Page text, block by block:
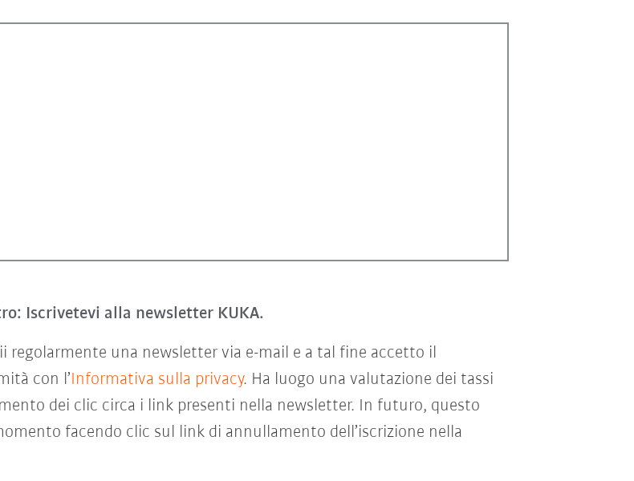
Iscrivetevi alla newsletter KUKA.
regolarmente una newsletter via e-mail e a tal fine accetto il
con l’Informativa sulla privacy. Ha luogo una valutazione dei tassi
dei clic circa i link presenti nella newsletter. In futuro, questo
facendo clic sul link di annullamento dell’iscrizione nella